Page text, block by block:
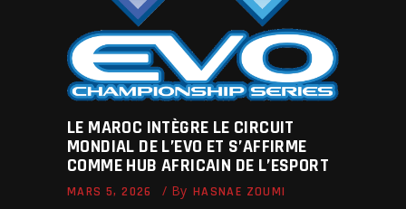
LE MAROC INTÈGRE LE CIRCUIT
MONDIAL DE L’EVO ET S’AFFIRME
COMME HUB AFRICAIN DE L’ESPORT
MARS 5, 2026 By HASNAE ZOUMI